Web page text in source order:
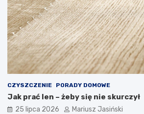
CZYSZCZENIE PORADY DOMOWE
Jak prać len – żeby się nie skurczył
25 lipca 2026 Mariusz Jasiński